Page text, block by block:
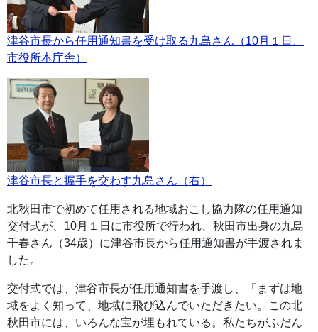
津谷市長から任用通知書を受け取る九島さん（10月１日、
市役所本庁舎）
津谷市長と握手を交わす九島さん（右）
北秋田市で初めて任用される地域おこし協力隊の任用通知
交付式が、10月１日に市役所で行われ、秋田市出身の九島
千春さん（34歳）に津谷市長から任用通知書が手渡されま
した。
交付式では、津谷市長が任用通知書を手渡し、「まずは地
域をよく知って、地域に飛び込んでいただきたい。この北
秋田市には、いろんな宝が埋もれている。私たちがふだん